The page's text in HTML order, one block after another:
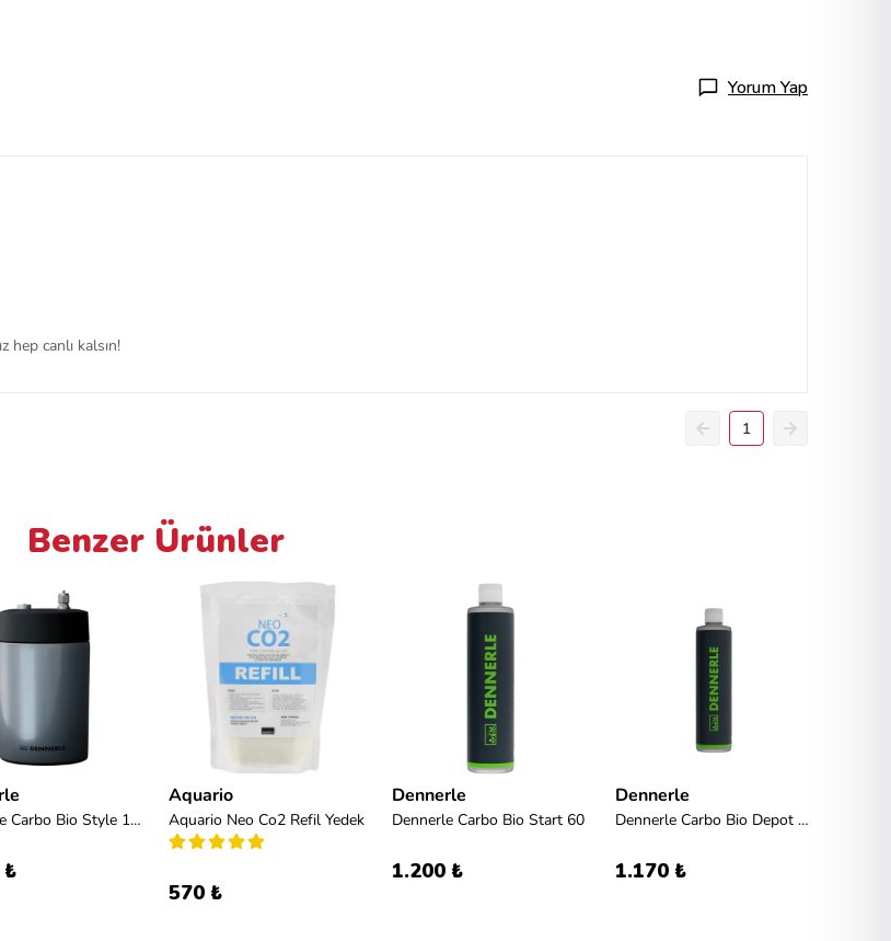
Yorum Yap
hep canlı kalsın!
1
Benzer Ürünler
Dennerle Carbo Bio Style 120
₺
Aquario
Aquario Neo Co2 Refil Yedek
570 ₺
Dennerle
Dennerle Carbo Bio Start 60
1.200 ₺
Dennerle
Dennerle Carbo Bio Depot 60/80 2x
1.170 ₺